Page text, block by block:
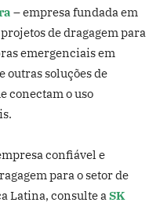
– empresa fundada em
de dragagem para
emergenciais em
outras soluções de
conectam o uso
confiável e
para o setor de
Latina, consulte a SK